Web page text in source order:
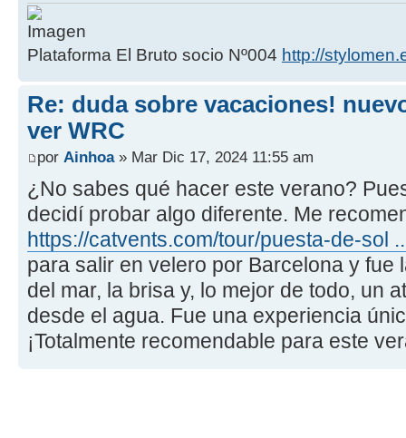
Plataforma El Bruto socio Nº004 http://
Re: duda sobre vacaciones!
ver WRC
por Ainhoa» Mar Dic 17, 2024 11:55 am
¿No sabes qué hacer este verano?
decidí probar algo diferente. Me
https://catvents.com/tour/puesta-de-sol
para salir en velero por Barcelona y fue
del mar, la brisa y, lo mejor de todo, un
desde el agua. Fue una experiencia
¡Totalmente recomendable para este